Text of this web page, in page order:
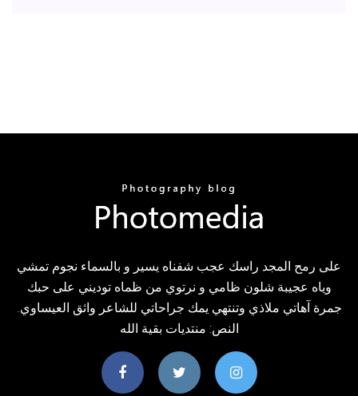
على رمح المجد راسك عجب شفناه يسير و بالسماء نجوم تمشي
وياه عجيبة شلون ظامي و نرتوي من ظماه توديني على حبك
جمرة آهاتي ملاذي وتنتهي يمك جراحاتي للشاعر واثق العيساوي.
النص: منتديات بقية الله